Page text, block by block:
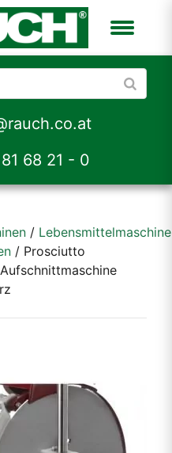
68 21 - 0
/
/ Prosciutto